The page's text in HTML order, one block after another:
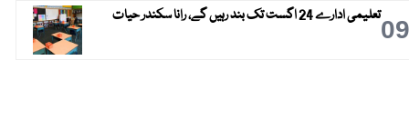
09تعلیمی ادارے 24 اگست تک بند رہیں گے، رانا سکندر حیات